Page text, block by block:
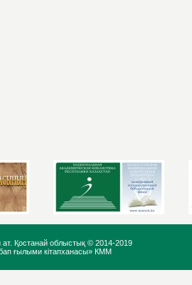
ат. Қостанай облыстық © 2014-2019
ғылыми кітапханасы» КММ